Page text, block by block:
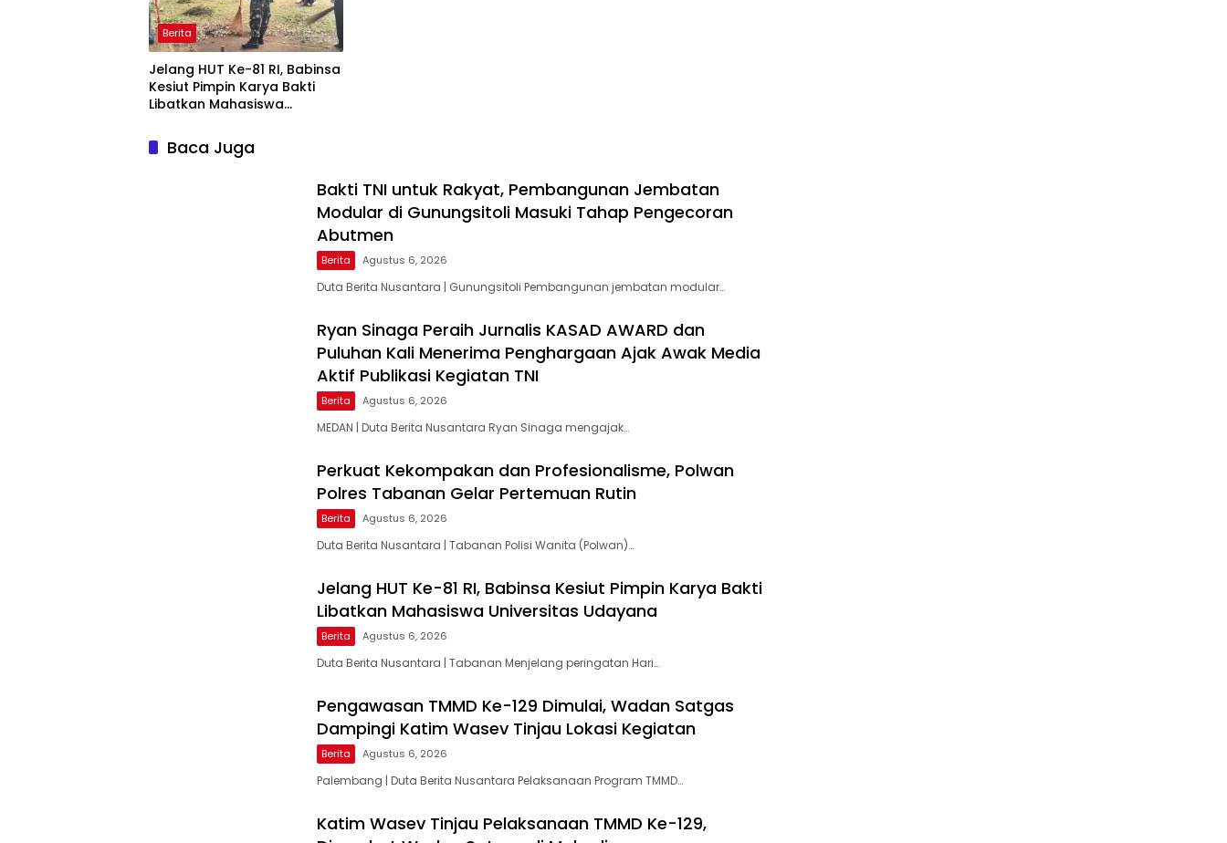
Berita
Jelang HUT Ke-81 RI, Babinsa
Kesiut Pimpin Karya Bakti
Libatkan Mahasiswa
Baca Juga
Bakti TNI untuk Rakyat, Pembangunan Jembatan
Modular di Gunungsitoli Masuki Tahap Pengecoran
Abutmen
Berita Agustus 6, 2026
Duta Berita Nusantara | Gunungsitoli Pembangunan jembatan modular…
Ryan Sinaga Peraih Jurnalis KASAD AWARD dan
Puluhan Kali Menerima Penghargaan Ajak Awak Media
Aktif Publikasi Kegiatan TNI
Berita Agustus 6, 2026
MEDAN | Duta Berita Nusantara Ryan Sinaga mengajak…
Perkuat Kekompakan dan Profesionalisme, Polwan
Polres Tabanan Gelar Pertemuan Rutin
Berita Agustus 6, 2026
Duta Berita Nusantara | Tabanan Polisi Wanita (Polwan)…
Jelang HUT Ke-81 RI, Babinsa Kesiut Pimpin Karya Bakti
Libatkan Mahasiswa Universitas Udayana
Berita Agustus 6, 2026
Duta Berita Nusantara | Tabanan Menjelang peringatan Hari…
Pengawasan TMMD Ke-129 Dimulai, Wadan Satgas
Dampingi Katim Wasev Tinjau Lokasi Kegiatan
Berita Agustus 6, 2026
Palembang | Duta Berita Nusantara Pelaksanaan Program TMMD…
Katim Wasev Tinjau Pelaksanaan TMMD Ke-129,